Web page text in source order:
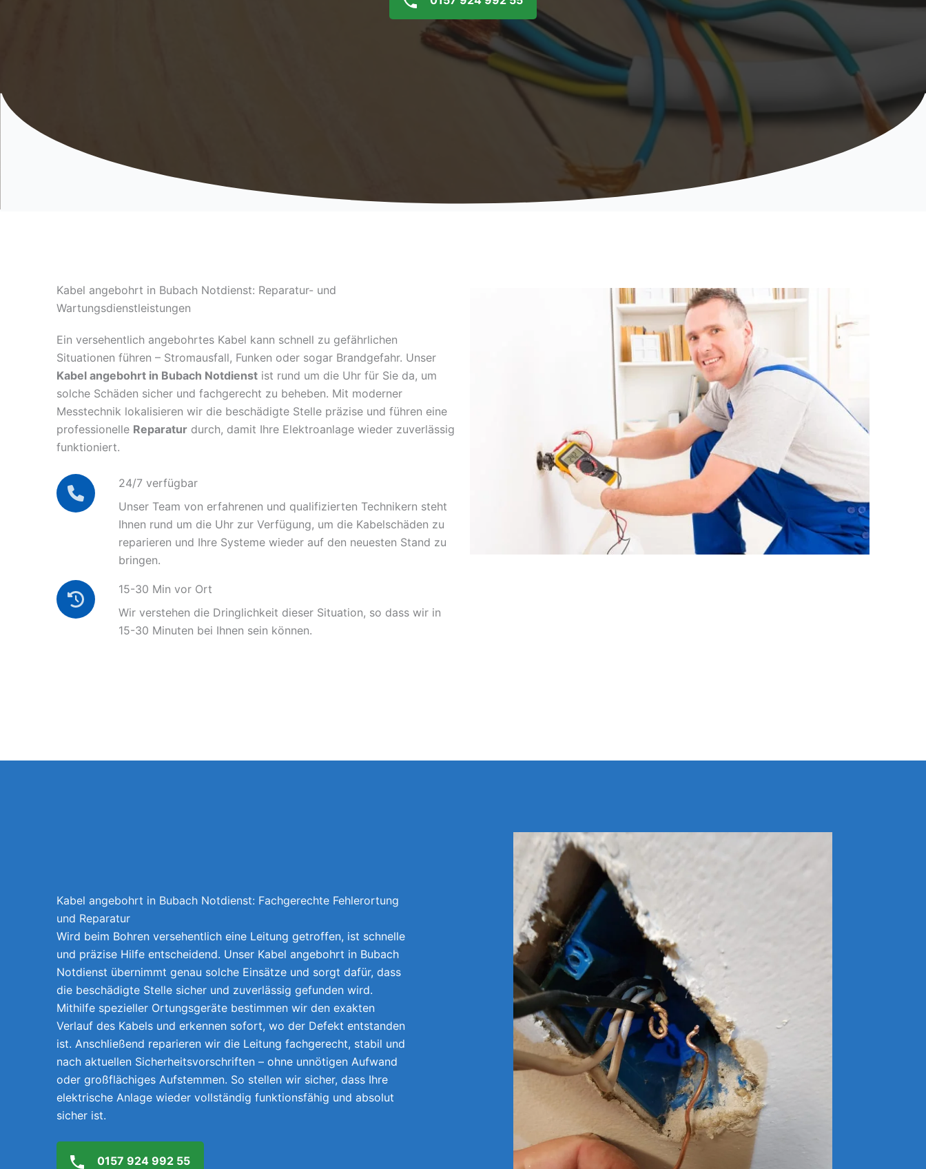
Kabel angebohrt in Bubach Notdienst: Reparatur- und
Wartungsdienstleistungen
Ein versehentlich angebohrtes Kabel kann schnell zu gefährlichen
Situationen führen – Stromausfall, Funken oder sogar Brandgefahr. Unser
Kabel angebohrt in Bubach Notdienst ist rund um die Uhr für Sie da, um
solche Schäden sicher und fachgerecht zu beheben. Mit moderner
Messtechnik lokalisieren wir die beschädigte Stelle präzise und führen eine
professionelle Reparatur durch, damit Ihre Elektroanlage wieder zuverlässig
funktioniert.
24/7 verfügbar
Unser Team von erfahrenen und qualifizierten Technikern steht
Ihnen rund um die Uhr zur Verfügung, um die Kabelschäden zu
reparieren und Ihre Systeme wieder auf den neuesten Stand zu
bringen.
15-30 Min vor Ort
Wir verstehen die Dringlichkeit dieser Situation, so dass wir in
15-30 Minuten bei Ihnen sein können.
Kabel angebohrt in Bubach Notdienst: Fachgerechte Fehlerortung
und Reparatur
Wird beim Bohren versehentlich eine Leitung getroffen, ist schnelle
und präzise Hilfe entscheidend. Unser Kabel angebohrt in Bubach
Notdienst übernimmt genau solche Einsätze und sorgt dafür, dass
die beschädigte Stelle sicher und zuverlässig gefunden wird.
Mithilfe spezieller Ortungsgeräte bestimmen wir den exakten
Verlauf des Kabels und erkennen sofort, wo der Defekt entstanden
ist. Anschließend reparieren wir die Leitung fachgerecht, stabil und
nach aktuellen Sicherheitsvorschriften – ohne unnötigen Aufwand
oder großflächiges Aufstemmen. So stellen wir sicher, dass Ihre
elektrische Anlage wieder vollständig funktionsfähig und absolut
sicher ist.
0157 924 992 55